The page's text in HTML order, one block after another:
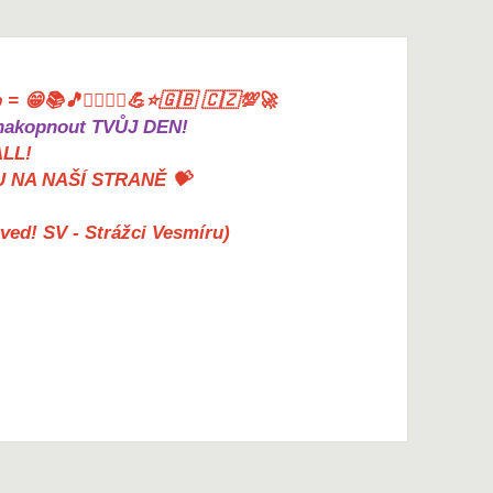
= 😁📚🎵🤸‍♀️🏋️‍♀️💪⭐🇬🇧 🇨🇿💯🚀
TVŮJ DEN!
NA NAŠÍ STRANĚ 💝
SV - Strážci Vesmíru)